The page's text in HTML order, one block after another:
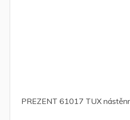
PREZENT 61017 TUX